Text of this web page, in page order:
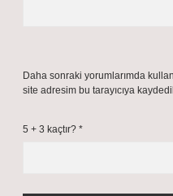
Daha sonraki yorumlarımda
site adresim bu tarayıcıya
5 + 3 kaçtır? *